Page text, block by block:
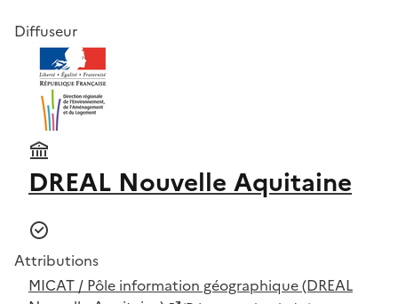
Diffuseur
DREAL Nouvelle Aquitaine
Attributions
MICAT / Pôle information géographique (DREAL